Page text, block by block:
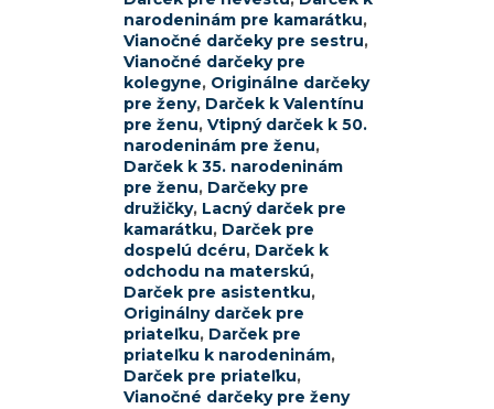
narodeninám pre kamarátku,
Vianočné darčeky pre sestru,
Vianočné darčeky pre
kolegyne, Originálne darčeky
pre ženy, Darček k Valentínu
pre ženu, Vtipný darček k 50.
narodeninám pre ženu,
Darček k 35. narodeninám
pre ženu, Darčeky pre
družičky, Lacný darček pre
kamarátku, Darček pre
dospelú dcéru, Darček k
odchodu na materskú,
Darček pre asistentku,
Originálny darček pre
priateľku, Darček pre
priateľku k narodeninám,
Darček pre priateľku,
Vianočné darčeky pre ženy